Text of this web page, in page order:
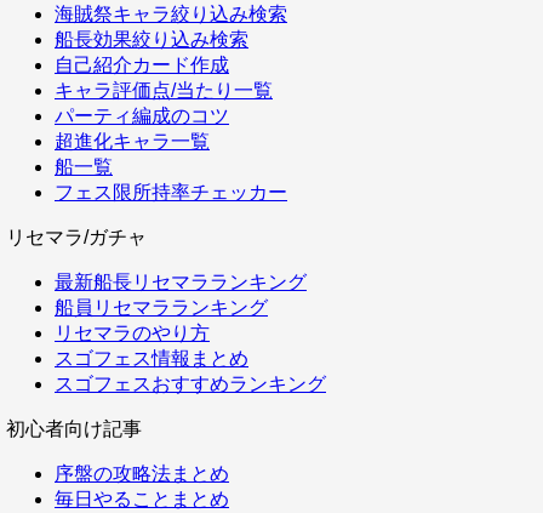
海賊祭キャラ絞り込み検索
船長効果絞り込み検索
自己紹介カード作成
キャラ評価点/当たり一覧
パーティ編成のコツ
超進化キャラ一覧
船一覧
フェス限所持率チェッカー
リセマラ/ガチャ
最新船長リセマラランキング
船員リセマラランキング
リセマラのやり方
スゴフェス情報まとめ
スゴフェスおすすめランキング
初心者向け記事
序盤の攻略法まとめ
毎日やることまとめ